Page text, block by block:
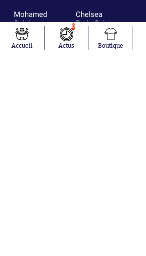
Mohamed
Salah
Mykhailo
Mudryk
Neymar
Chelsea
Paris Saint-
Bordeaux
Olympique
Accueil
0
Actus Boutique